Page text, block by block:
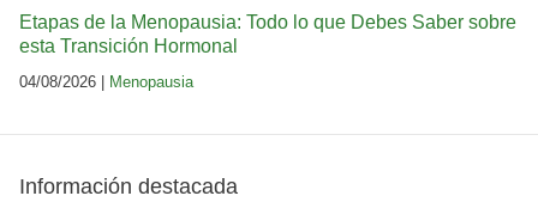
Etapas de la Menopausia: Todo lo que Debes Saber sobre
esta Transición Hormonal
04/08/2026 | Menopausia
Información destacada